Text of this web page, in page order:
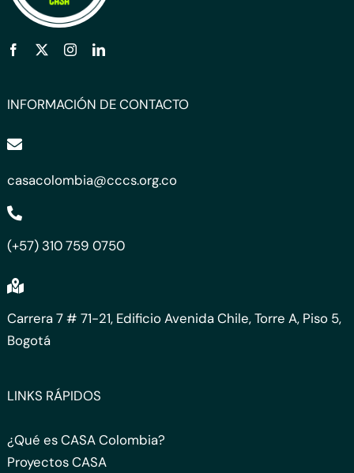
INFORMACIÓN DE CONTACTO
casacolombia@cccs.org.co
(+57) 310 759 0750
Carrera 7 # 71-21, Edificio Avenida Chile, Torre A, Piso 5,
Bogotá
LINKS RÁPIDOS
¿Qué es CASA Colombia?
Proyectos CASA